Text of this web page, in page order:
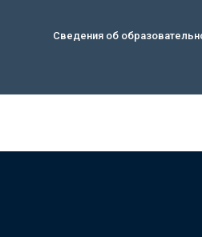
Сведения об